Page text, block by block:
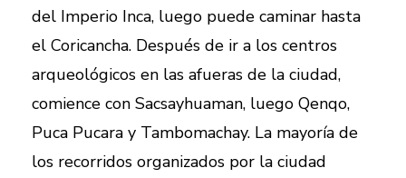
del Imperio Inca, luego puede caminar hasta
el Coricancha. Después de ir a los centros
arqueológicos en las afueras de la ciudad,
comience con Sacsayhuaman, luego Qenqo,
Puca Pucara y Tambomachay. La mayoría de
los recorridos organizados por la ciudad